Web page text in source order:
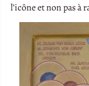
l’icône et non pas à